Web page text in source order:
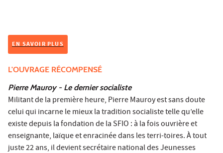
EN SAVOIR PLUS
L'OUVRAGE RÉCOMPENSÉ
Pierre Mauroy - Le dernier socialiste
Militant de la première heure, Pierre Mauroy est sans doute
celui qui incarne le mieux la tradition socialiste telle qu’elle
existe depuis la fondation de la SFIO : à la fois ouvrière et
enseignante, laïque et enracinée dans les terri-toires. À tout
juste 22 ans, il devient secrétaire national des Jeunesses